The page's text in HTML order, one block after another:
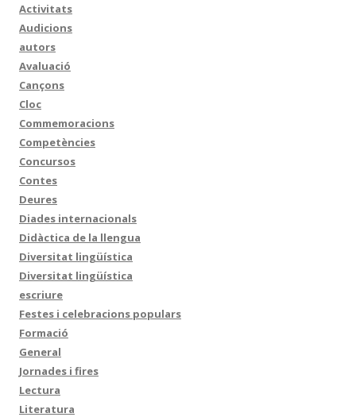
Activitats
Audicions
autors
Avaluació
Cançons
Cloc
Commemoracions
Competències
Concursos
Contes
Deures
Diades internacionals
Didàctica de la llengua
Diversitat lingüística
Diversitat lingüística
escriure
Festes i celebracions populars
Formació
General
Jornades i fires
Lectura
Literatura